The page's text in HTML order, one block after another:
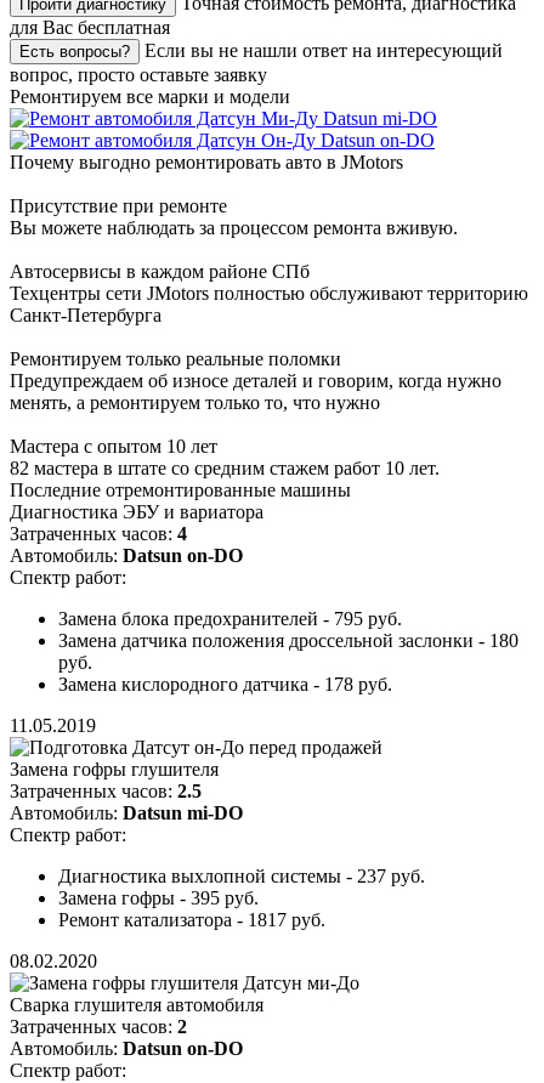
Пройти диагностику
для Вас бесплатная
Есть вопросы?
Если вы не нашли ответ на интересующий
вопрос, просто оставьте заявку
Ремонтируем все марки и модели
Datsun mi-DO
Datsun on-DO
Почему выгодно ремонтировать авто в JMotors
Присутствие при ремонте
Вы можете наблюдать за процессом ремонта вживую.
Автосервисы в каждом районе СПб
Техцентры сети JMotors полностью обслуживают территорию
Санкт-Петербурга
Ремонтируем только реальные поломки
Предупреждаем об износе деталей и говорим, когда нужно
менять, а ремонтируем только то, что нужно
Мастера с опытом 10 лет
82 мастера в штате со средним стажем работ 10 лет.
Последние отремонтированные машины
Диагностика ЭБУ и вариатора
Затраченных часов: 4
Автомобиль: Datsun on-DO
Спектр работ:
Замена блока предохранителей - 795 руб.
Замена датчика положения дроссельной заслонки - 180
руб.
Замена кислородного датчика - 178 руб.
11.05.2019
Замена гофры глушителя
Затраченных часов: 2.5
Автомобиль: Datsun mi-DO
Спектр работ:
Диагностика выхлопной системы - 237 руб.
Замена гофры - 395 руб.
Ремонт катализатора - 1817 руб.
08.02.2020
Сварка глушителя автомобиля
Затраченных часов: 2
Автомобиль: Datsun on-DO
Спектр работ: